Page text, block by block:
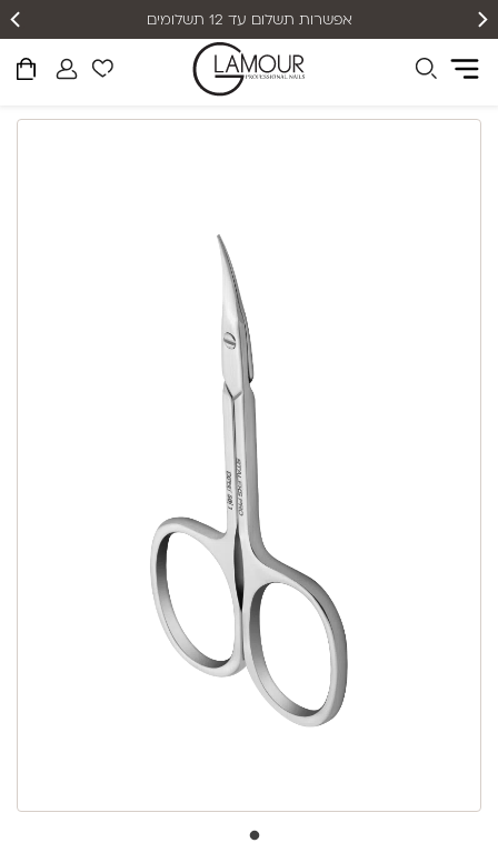
אפשרות תשלום עד 12 תשלומים